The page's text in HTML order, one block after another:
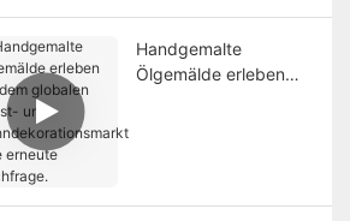
Handgemalte
Ölgemälde erleben